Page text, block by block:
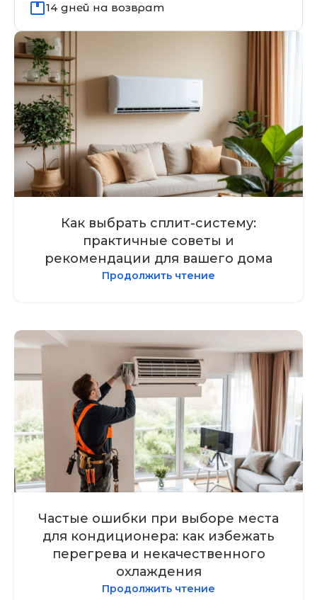
14 дней на возврат
Как выбрать сплит-систему:
практичные советы и
рекомендации для вашего дома
Продолжить чтение
Частые ошибки при выборе места
для кондиционера: как избежать
перегрева и некачественного
охлаждения
Продолжить чтение